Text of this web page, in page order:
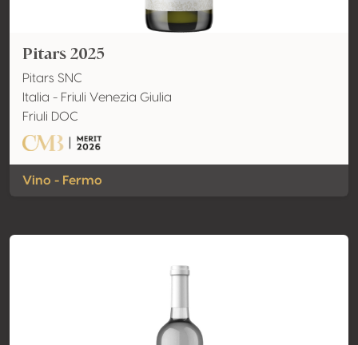
Pitars 2025
Pitars SNC
Italia - Friuli Venezia Giulia
Friuli DOC
Vino - Fermo